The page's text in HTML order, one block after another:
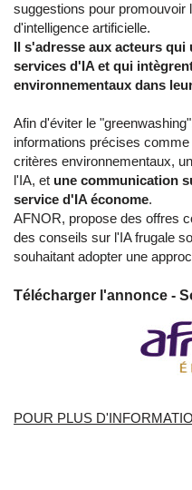
suggestions pour promouvoir
d'intelligence artificielle.
Il s'adresse aux acteurs
services d'IA et qui
environnementaux dans
Afin d'éviter le
informations précises
critères environnementaux,
l'IA, et une communication
service d'IA économe.
AFNOR, propose des offres
des conseils sur l'IA frugale
souhaitant adopter une
Télécharger l'annonce -
POUR PLUS